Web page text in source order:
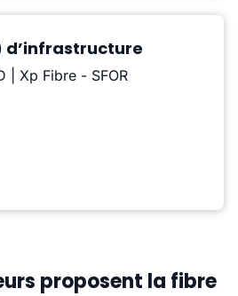
| Xp Fibre - SFOR
proposent la fibre